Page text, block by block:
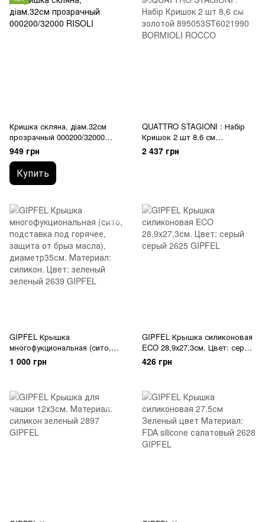
Кришка скляна, діам.32см
прозрачный 000200/32000
RISOLI
949 грн
Купить
QUATTRO STAGIONI : Набір
Кришок 2 шт 8,6 см
895053ST6021990 BORMIOLI
ROCCO
2 437 грн
GIPFEL Крышка
многофукциональная (сито,
подставка под горячее,
защита от брыз масла),
силикон. Цвет: зеленый 2639
GIPFEL
1 000 грн
GIPFEL Крышка силиконовая
ECO 28,9х27,3см. Цвет: серый
2625 GIPFEL
426 грн